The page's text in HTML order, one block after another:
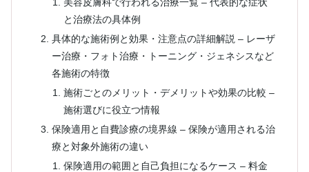
美容皮膚科で行われる治療一覧 – 代表的な症状
と治療法の具体例
具体的な施術例と効果・注意点の詳細解説 – レーザ
ー治療・フォト治療・トーニング・ジェネシスなど
各施術の特徴
施術ごとのメリット・デメリットや効果の比較 –
施術選びに役立つ情報
保険適用と自費診療の境界線 – 保険が適用される治
療と対象外施術の違い
保険適用の範囲と自己負担になるケース – 料金